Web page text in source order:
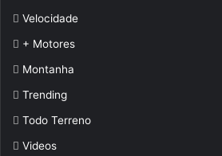
Velocidade
+ Motores
Montanha
Trending
Todo Terreno
Videos